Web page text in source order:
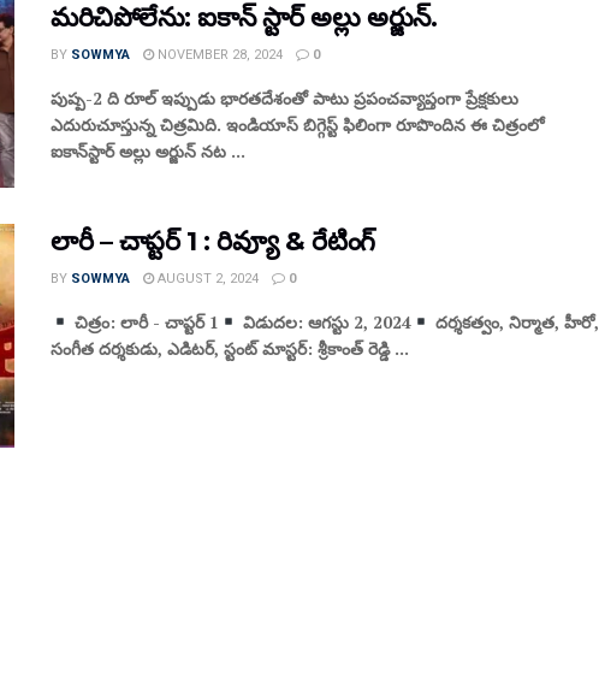
మరిచిపోలేను: ఐకాన్‌ స్టార్‌ అల్లు అర్జున్‌.
BY SOWMYA NOVEMBER 28, 2024 0
పుష్ప-2 ది రూల్‌ ఇప్పుడు భారతదేశంతో పాటు ప్రపంచవ్యాప్తంగా ప్రేక్షకులు
ఎదురుచూస్తున్న చిత్రమిది. ఇండియాస్‌ బిగ్గెస్ట్‌ ఫిలింగా రూపొందిన ఈ చిత్రంలో
ఐకాన్‌స్టార్‌ అల్లు అర్జున్‌ నట ...
లారీ – చాప్టర్ 1 : రివ్యూ & రేటింగ్
BY SOWMYA AUGUST 2, 2024 0
చిత్రం: లారీ - చాప్టర్ 1 విడుద‌ల‌: ఆగ‌స్టు 2, 2024
ద‌ర్శ‌క‌త్వం, నిర్మాత, హీరో,
సంగీత దర్శకుడు, ఎడిటర్, స్టంట్ మాస్టర్: శ్రీకాంత్ రెడ్డి ...